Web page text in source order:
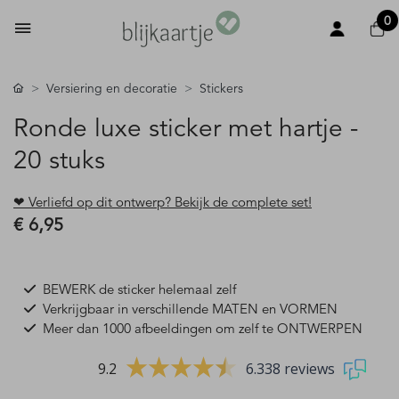
0
Versiering en decoratie Stickers
Ronde luxe sticker met hartje -
20 stuks
❤ Verliefd op dit ontwerp? Bekijk de complete set!
€ 6,95
BEWERK de sticker helemaal zelf
Verkrijgbaar in verschillende MATEN en VORMEN
Meer dan 1000 afbeeldingen om zelf te ONTWERPEN
9.2 6.338 reviews